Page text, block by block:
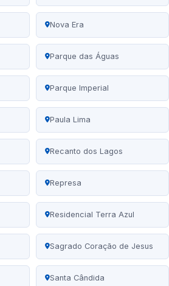
Nova Era
Parque das Águas
Parque Imperial
Paula Lima
Recanto dos Lagos
Represa
Residencial Terra Azul
Sagrado Coração de Jesus
Santa Cândida